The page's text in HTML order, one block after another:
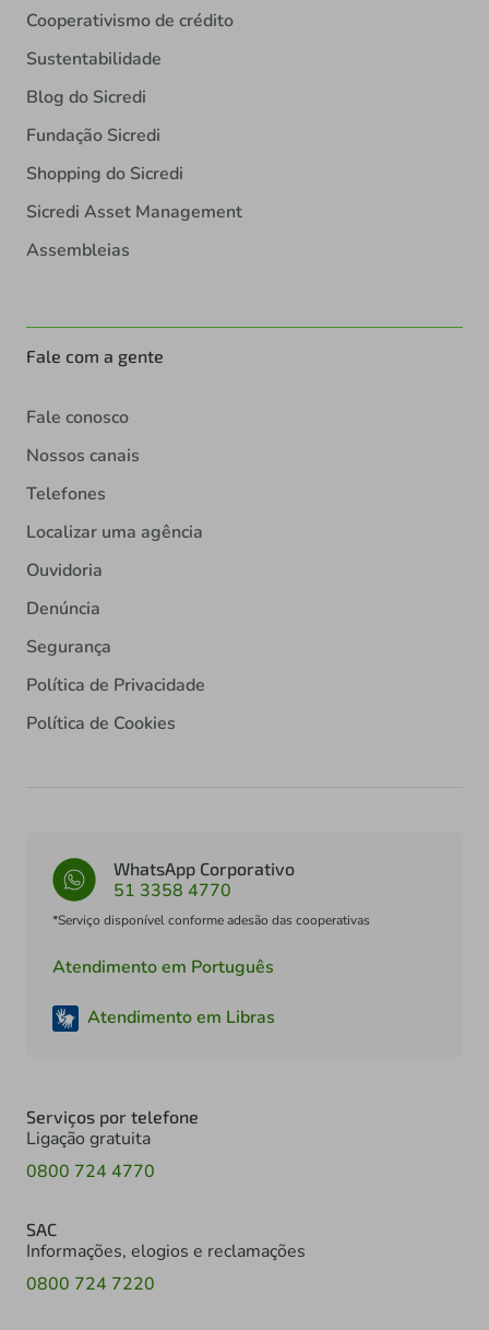
Cooperativismo de crédito
Sustentabilidade
Blog do Sicredi
Fundação Sicredi
Shopping do Sicredi
Sicredi Asset Management
Assembleias
Fale com a gente
Fale conosco
Nossos canais
Telefones
Localizar uma agência
Ouvidoria
Denúncia
Segurança
Política de Privacidade
Política de Cookies
WhatsApp Corporativo
51 3358 4770
*Serviço disponível conforme adesão das cooperativas
Atendimento em Português
Atendimento em Libras
Serviços por telefone
Ligação gratuita
0800 724 4770
SAC
Informações, elogios e reclamações
0800 724 7220